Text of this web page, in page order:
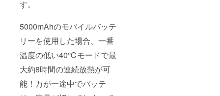
す。
5000mAhのモバイルバッテ
リーを使用した場合、一番
温度の低い40℃モードで最
大約8時間の連続放熱が可
能！万が一途中でバッテ